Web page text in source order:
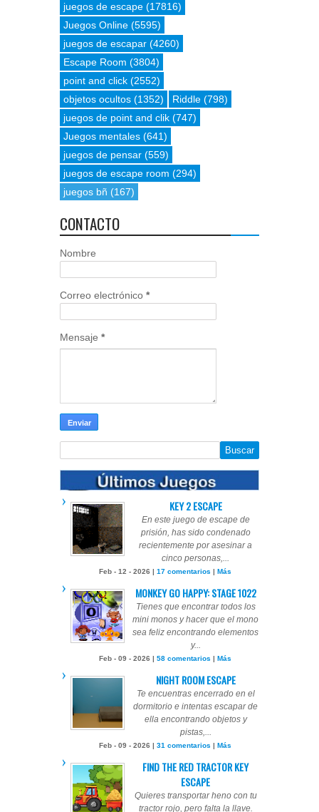
juegos de escape (17816)
Juegos Online (5595)
juegos de escapar (4260)
Escape Room (3804)
point and click (2552)
objetos ocultos (1352) Riddle (798)
juegos de point and clik (747)
Juegos mentales (641)
juegos de pensar (559)
juegos de escape room (294)
juegos bñ (167)
CONTACTO
Nombre
Correo electrónico *
Mensaje *
KEY 2 ESCAPE
En este juego de escape de
prisión, has sido condenado
recientemente por asesinar a
cinco personas,...
Feb - 12 - 2026 | 17 comentarios | Más
MONKEY GO HAPPY: STAGE 1022
Tienes que encontrar todos los
mini monos y hacer que el mono
sea feliz encontrando elementos
y...
Feb - 09 - 2026 | 58 comentarios | Más
NIGHT ROOM ESCAPE
Te encuentras encerrado en el
dormitorio e intentas escapar de
ella encontrando objetos y
pistas,...
Feb - 09 - 2026 | 31 comentarios | Más
FIND THE RED TRACTOR KEY
ESCAPE
Quieres transportar heno con tu
tractor rojo, pero falta la llave.